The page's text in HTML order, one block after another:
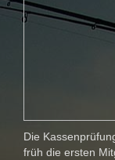
Die
früh die ersten